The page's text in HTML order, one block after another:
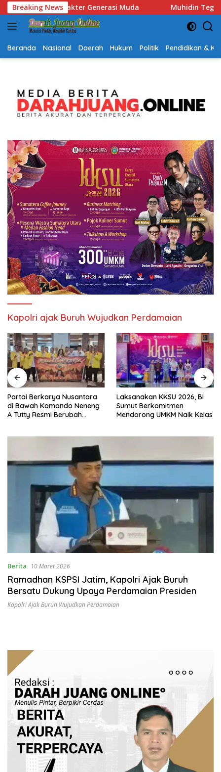
Langsung
ke
konten
Breaking News
Muhidin Tegaskan Penempatan Pejabat Kalsel Berbasis
Beranda Nasional Daerah Hukum Politik Pendidikan &
Kapolri ajak Buruh Wujudkan Perdamaian
Partai Berkarya Nusantara
di Bawah Komando Neneng
A Tutty Resmi Berubah
Laksanakan KKSU 2026, BI
Sumut Berkomitmen
Mendorong UMKM Naik Kelas
Berita 10 Maret 2026
Ramadhan KSPSI Jatim, Kapolri Ajak Buruh
Bersatu Dukung Upaya Perdamaian Presiden
Kapolri Ajak Buruh Wujudkan Perdamaian